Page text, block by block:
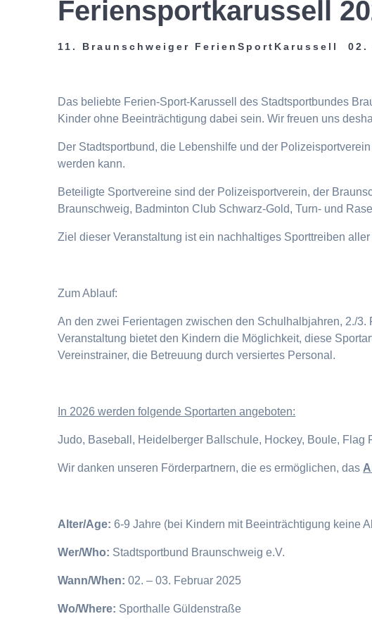
Feriensportkarussell
11. Braunschweiger FerienSportKarussell 02.
Das beliebte Ferien-Sport-Karussell des Stadtsportbundes
Kinder ohne Beeinträchtigung dabei sein. Wir freuen uns
Der Stadtsportbund, die Lebenshilfe und der
werden kann.
Beteiligte Sportvereine sind der Polizeisportverein, der
Braunschweig, Badminton Club Schwarz-Gold, Turn- und
Ziel dieser Veranstaltung ist ein nachhaltiges Sporttreiben
Zum Ablauf:
An den zwei Ferientagen zwischen den Schulhalbjahren, 2./
Veranstaltung bietet den Kindern die Möglichkeit, diese
Vereinstrainer, die Betreuung durch versiertes Personal.
n 2026 werden folgende Sportarten angeboten:
Judo, Baseball, Heidelberger Ballschule, Hockey, Boule, Flag
Wir danken unseren Förderpartnern, die es ermöglichen, das
Alter/Age:6-9 Jahre (bei Kindern mit Beeinträchtigung keine
Wer/Who: Stadtsportbund Braunschweig e.V.
Wann/When:02. – 03. Februar 2025
Wo/Where: Sporthalle Güldenstraße